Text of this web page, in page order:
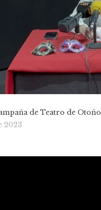
de Teatro de Otoño
2023